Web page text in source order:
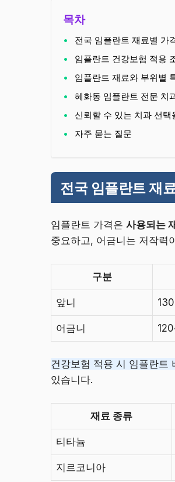
목차
전국 임플란트 재료별 가
임플란트 건강보험 적용
임플란트 재료와 부위별
혜화동 임플란트 전문 치
신뢰할 수 있는 치과 선
자주 묻는 질문
전국 임플란트 재
임플란트 가격은 사용되는
중요하고, 어금니는 저작력
구분
앞니
어금니
건강보험 적용 시 임플란트
있습니다.
재료 종류
티타늄
지르코니아